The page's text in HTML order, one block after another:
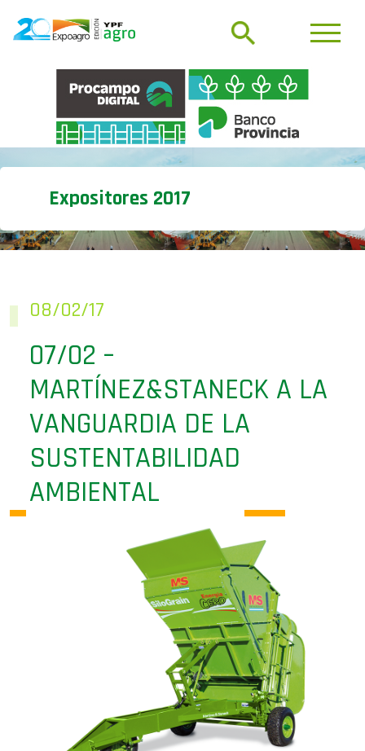
Expositores 2017
08/02/17
07/02 –
MARTÍNEZ&STANECK A LA
VANGUARDIA DE LA
SUSTENTABILIDAD
AMBIENTAL